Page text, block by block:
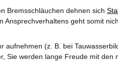
Bremsschläuchen dehnen sich
geht somit
aufnehmen (z. B. bei
Sie werden lange Freude mit den